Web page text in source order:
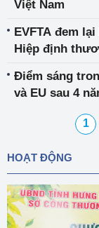
Việt Nam
EVFTA đem
Hiệp định
Điểm sáng
và EU sau 4
1
HOẠT ĐỘNG